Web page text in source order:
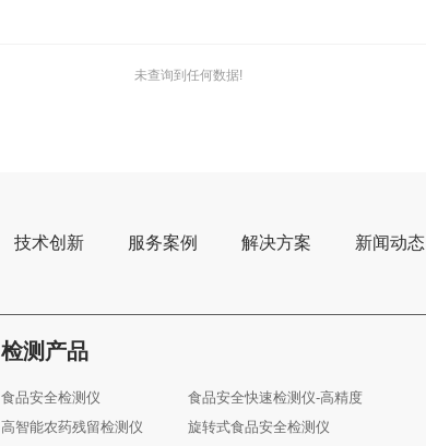
未查询到任何数据!
技术创新 服务案例 解决方案 新闻动态
检测产品
食品安全检测仪
食品安全快速检测仪-高精度
高智能农药残留检测仪
旋转式食品安全检测仪